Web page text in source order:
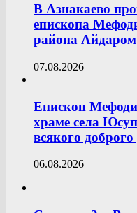
В Азнакаево
епископа
района
07.08.2026
Епископ
храме села
всякого доброго
06.08.2026